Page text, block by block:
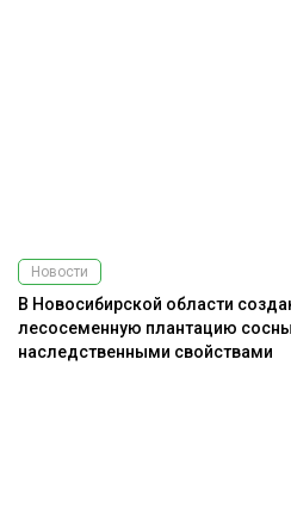
Новости
В Новосибирской области
лесосеменную плантацию
наследственными свойствами